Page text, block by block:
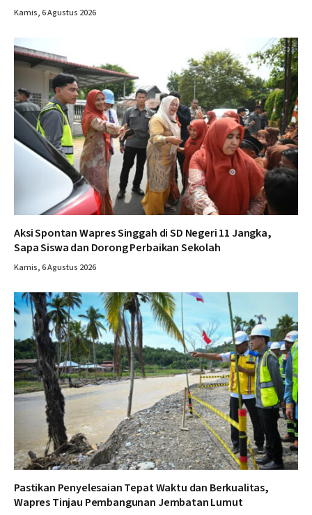
Kamis, 6 Agustus 2026
Aksi Spontan Wapres Singgah di SD Negeri 11 Jangka,
Sapa Siswa dan Dorong Perbaikan Sekolah
Kamis, 6 Agustus 2026
Pastikan Penyelesaian Tepat Waktu dan Berkualitas,
Wapres Tinjau Pembangunan Jembatan Lumut